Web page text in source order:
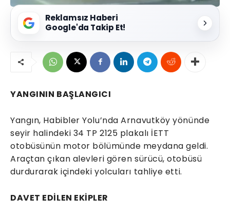
Reklamsız Haberi
Google'da Takip Et!
YANGININ BAŞLANGICI
Yangın, Habibler Yolu’nda Arnavutköy yönünde
seyir halindeki 34 TP 2125 plakalı İETT
otobüsünün motor bölümünde meydana geldi.
Araçtan çıkan alevleri gören sürücü, otobüsü
durdurarak içindeki yolcuları tahliye etti.
DAVET EDİLEN EKİPLER